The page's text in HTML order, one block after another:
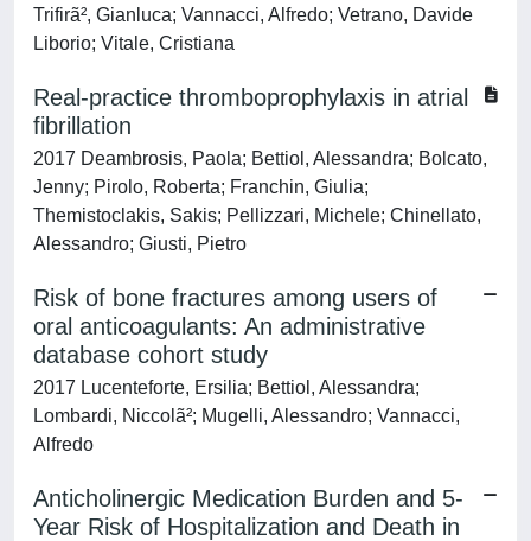
Trifirã², Gianluca; Vannacci, Alfredo; Vetrano, Davide
Liborio; Vitale, Cristiana
Real-practice thromboprophylaxis in atrial
fibrillation
2017 Deambrosis, Paola; Bettiol, Alessandra; Bolcato,
Jenny; Pirolo, Roberta; Franchin, Giulia;
Themistoclakis, Sakis; Pellizzari, Michele; Chinellato,
Alessandro; Giusti, Pietro
Risk of bone fractures among users of
oral anticoagulants: An administrative
database cohort study
2017 Lucenteforte, Ersilia; Bettiol, Alessandra;
Lombardi, Niccolã²; Mugelli, Alessandro; Vannacci,
Alfredo
Anticholinergic Medication Burden and 5-
Year Risk of Hospitalization and Death in